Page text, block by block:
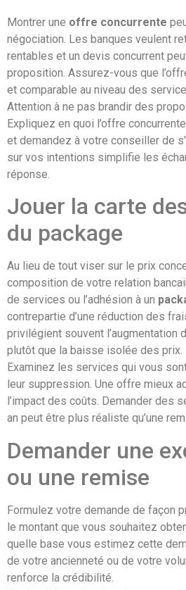
Montrer une offre concurrente
négociation. Les banques veulent
rentables et un devis concurrent
proposition. Assurez-vous que
et comparable au niveau des
Attention à ne pas brandir des
Expliquez en quoi l’offre
et demandez à votre conseiller de
sur vos intentions simplifie les
réponse.
Jouer la carte
du package
Au lieu de tout viser sur le prix
composition de votre relation
de services ou l’adhésion à un
contrepartie d’une réduction des
privilégient souvent l’augmentation
plutôt que la baisse isolée des prix.
Examinez les services qui vous
leur suppression. Une offre mieux
l’impact des coûts. Demander des
an peut être plus réaliste qu’une
Demander une
ou une remise
Formulez votre demande de façon
le montant que vous souhaitez
quelle base vous estimez cette
de votre ancienneté ou de votre
renforce la crédibilité.